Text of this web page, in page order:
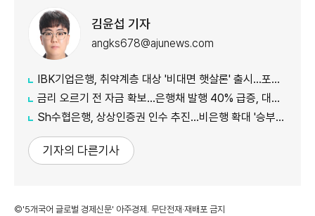
김윤섭 기자
angks678@ajunews.com
IBK기업은행, 취약계층 대상 '비대면 햇살론' 출시…포용금융 확대
금리 오르기 전 자금 확보…은행채 발행 40% 급증, 대출금리도 '들썩'
Sh수협은행, 상상인증권 인수 추진…비은행 확대 '승부수'
기자의 다른기사
©'5개국어 글로벌 경제신문' 아주경제. 무단전재·재배포 금지